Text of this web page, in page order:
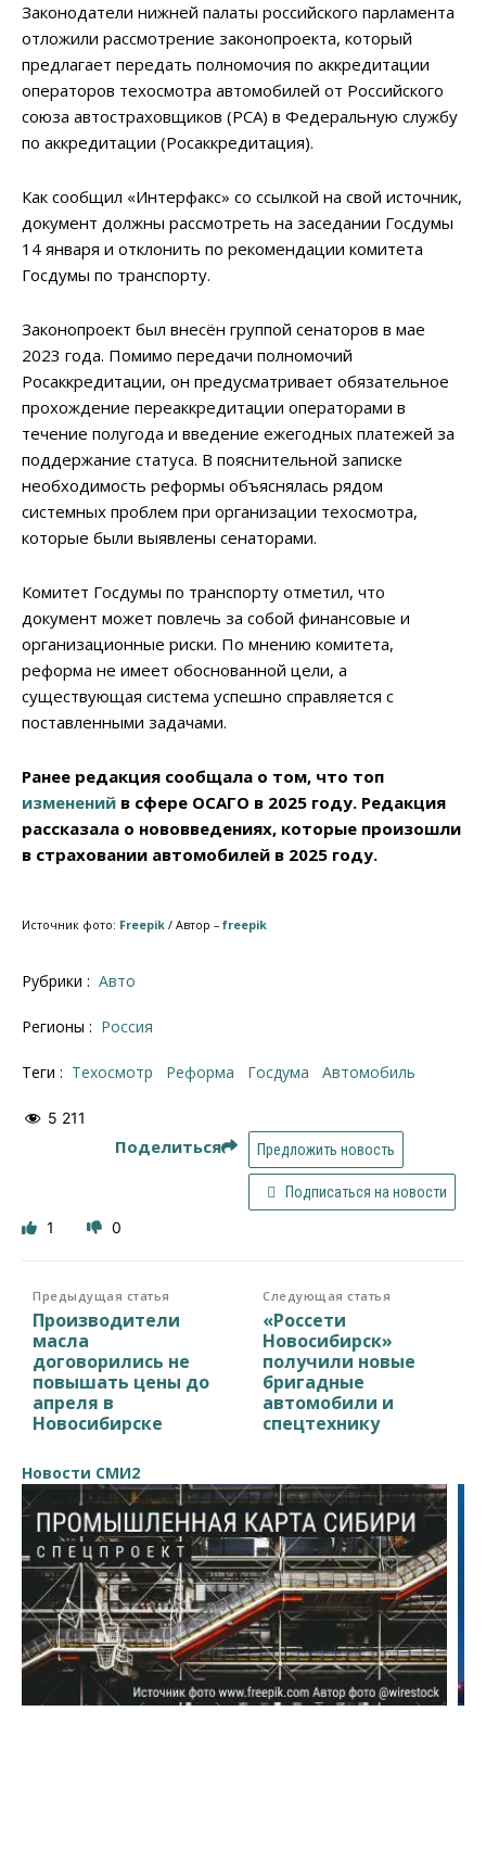
Законодатели нижней палаты российского парламента
отложили рассмотрение законопроекта, который
предлагает передать полномочия по аккредитации
операторов техосмотра автомобилей от Российского
союза автостраховщиков (РСА) в Федеральную службу
по аккредитации (Росаккредитация).
Как сообщил «Интерфакс» со ссылкой на свой источник,
документ должны рассмотреть на заседании Госдумы
14 января и отклонить по рекомендации комитета
Госдумы по транспорту.
Законопроект был внесён группой сенаторов в мае
2023 года. Помимо передачи полномочий
Росаккредитации, он предусматривает обязательное
прохождение переаккредитации операторами в
течение полугода и введение ежегодных платежей за
поддержание статуса. В пояснительной записке
необходимость реформы объяснялась рядом
системных проблем при организации техосмотра,
которые были выявлены сенаторами.
Комитет Госдумы по транспорту отметил, что
документ может повлечь за собой финансовые и
организационные риски. По мнению комитета,
реформа не имеет обоснованной цели, а
существующая система успешно справляется с
поставленными задачами.
Ранее редакция сообщала о том, что топ
изменений в сфере ОСАГО в 2025 году. Редакция
рассказала о нововведениях, которые произошли
в страховании автомобилей в 2025 году.
Источник фото: Freepik / Автор – freepik
Рубрики : Авто
Регионы : Россия
Теги : Техосмотр реформа Госдума автомобиль
5 211
Поделиться Предложить новость
Подписаться на новости
1 0
Предыдущая статья
Производители
масла
договорились не
повышать цены до
апреля в
Новосибирске
Следующая статья
«Россети
Новосибирск»
получили новые
бригадные
автомобили и
спецтехнику
Новости СМИ2